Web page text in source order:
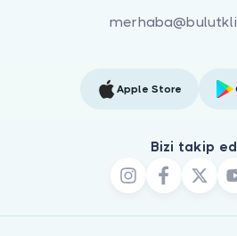
Apple Store
Bizi takip